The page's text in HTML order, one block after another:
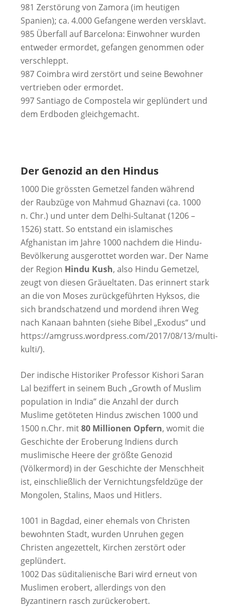
981 Zerstörung von Zamora (im heutigen
Spanien); ca. 4.000 Gefangene werden versklavt.
985 Überfall auf Barcelona: Einwohner wurden
entweder ermordet, gefangen genommen oder
verschleppt.
987 Coimbra wird zerstört und seine Bewohner
vertrieben oder ermordet.
997 Santiago de Compostela wir geplündert und
dem Erdboden gleichgemacht.
Der Genozid an den Hindus
1000 Die grössten Gemetzel fanden während
der Raubzüge von Mahmud Ghaznavi (ca. 1000
n. Chr.) und unter dem Delhi-Sultanat (1206 –
1526) statt. So entstand ein islamisches
Afghanistan im Jahre 1000 nachdem die Hindu-
Bevölkerung ausgerottet worden war. Der Name
der Region Hindu Kush, also Hindu Gemetzel,
zeugt von diesen Gräueltaten. Das erinnert stark
an die von Moses zurückgeführten Hyksos, die
sich brandschatzend und mordend ihren Weg
nach Kanaan bahnten (siehe Bibel „Exodus“ und
https://amgruss.wordpress.com/2017/08/13/multi-
kulti/).
Der indische Historiker Professor Kishori Saran
Lal beziffert in seinem Buch „Growth of Muslim
population in India” die Anzahl der durch
Muslime getöteten Hindus zwischen 1000 und
1500 n.Chr. mit80 Millionen Opfern, womit die
Geschichte der Eroberung Indiens durch
muslimische Heere der größte Genozid
(Völkermord) in der Geschichte der Menschheit
ist, einschließlich der Vernichtungsfeldzüge der
Mongolen, Stalins, Maos und Hitlers.
1001 in Bagdad, einer ehemals von Christen
bewohnten Stadt, wurden Unruhen gegen
Christen angezettelt, Kirchen zerstört oder
geplündert.
1002 Das süditalienische Bari wird erneut von
Muslimen erobert, allerdings von den
Byzantinern rasch zurückerobert.